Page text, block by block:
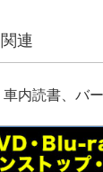
関連
車内読書、バ